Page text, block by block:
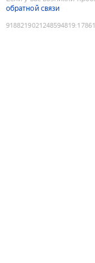
обратной связи
9188219021248594819: